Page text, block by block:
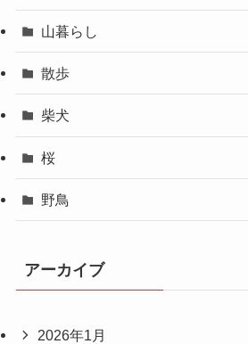
山暮らし
散歩
柴犬
桜
野鳥
アーカイブ
2026年1月